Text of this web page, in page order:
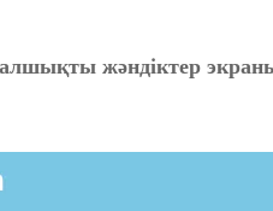
жәндіктер экраны